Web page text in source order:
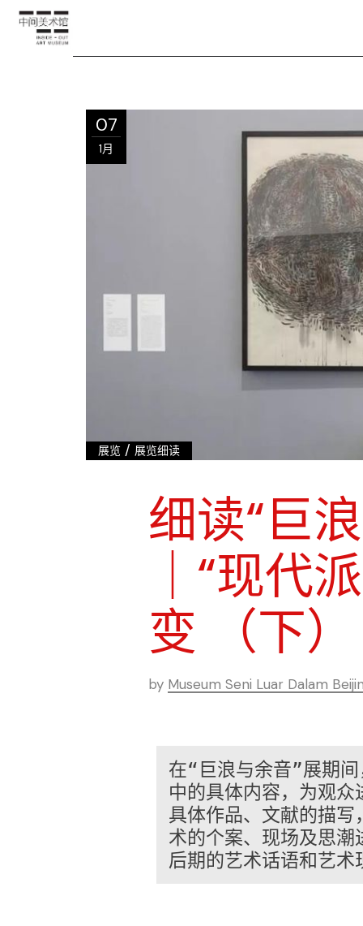
07
1月
展览 / 展览细读
细读“巨
｜“现代
变 （下）
by Museum Seni Luar Dalam
在“巨浪与余音”展期
中的具体内容，为观
具体作品、文献的描
术的个案、现场及思
后期的艺术话语和艺术